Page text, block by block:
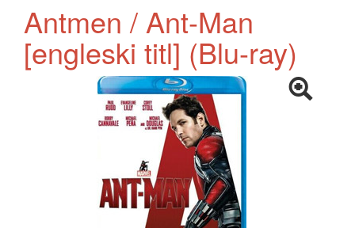
Antmen / Ant-Man
[engleski titl] (Blu-ray)